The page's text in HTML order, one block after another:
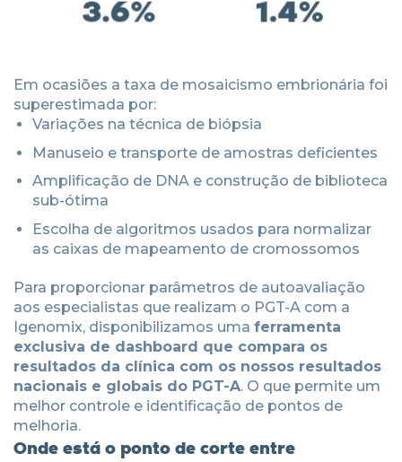
Em ocasiões a taxa de mosaicismo embrionária foi
superestimada por:
Variações na técnica de biópsia
Manuseio e transporte de amostras deficientes
Amplificação de DNA e construção de biblioteca
sub-ótima
Escolha de algoritmos usados para normalizar
as caixas de mapeamento de cromossomos
Para proporcionar parâmetros de autoavaliação
aos especialistas que realizam o PGT-A com a
Igenomix, disponibilizamos uma ferramenta
exclusiva de dashboard que compara os
resultados da clínica com os nossos resultados
nacionais e globais do PGT-A. O que permite um
melhor controle e identificação de pontos de
melhoria.
Onde está o ponto de corte entre